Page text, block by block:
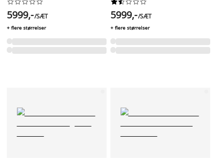
5999,-/SÆT
+ flere størrelser
5999,-/SÆT
+ flere størrelser